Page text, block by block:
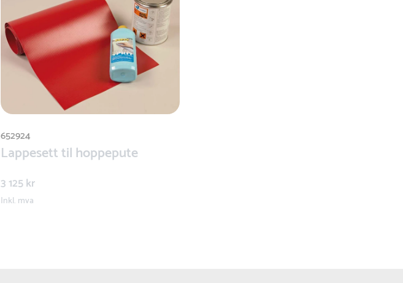
Kontakt oss gjerne for å få en estimert leveringstid.
652924
Lappesett til hoppepute
3 125 kr
Inkl. mva